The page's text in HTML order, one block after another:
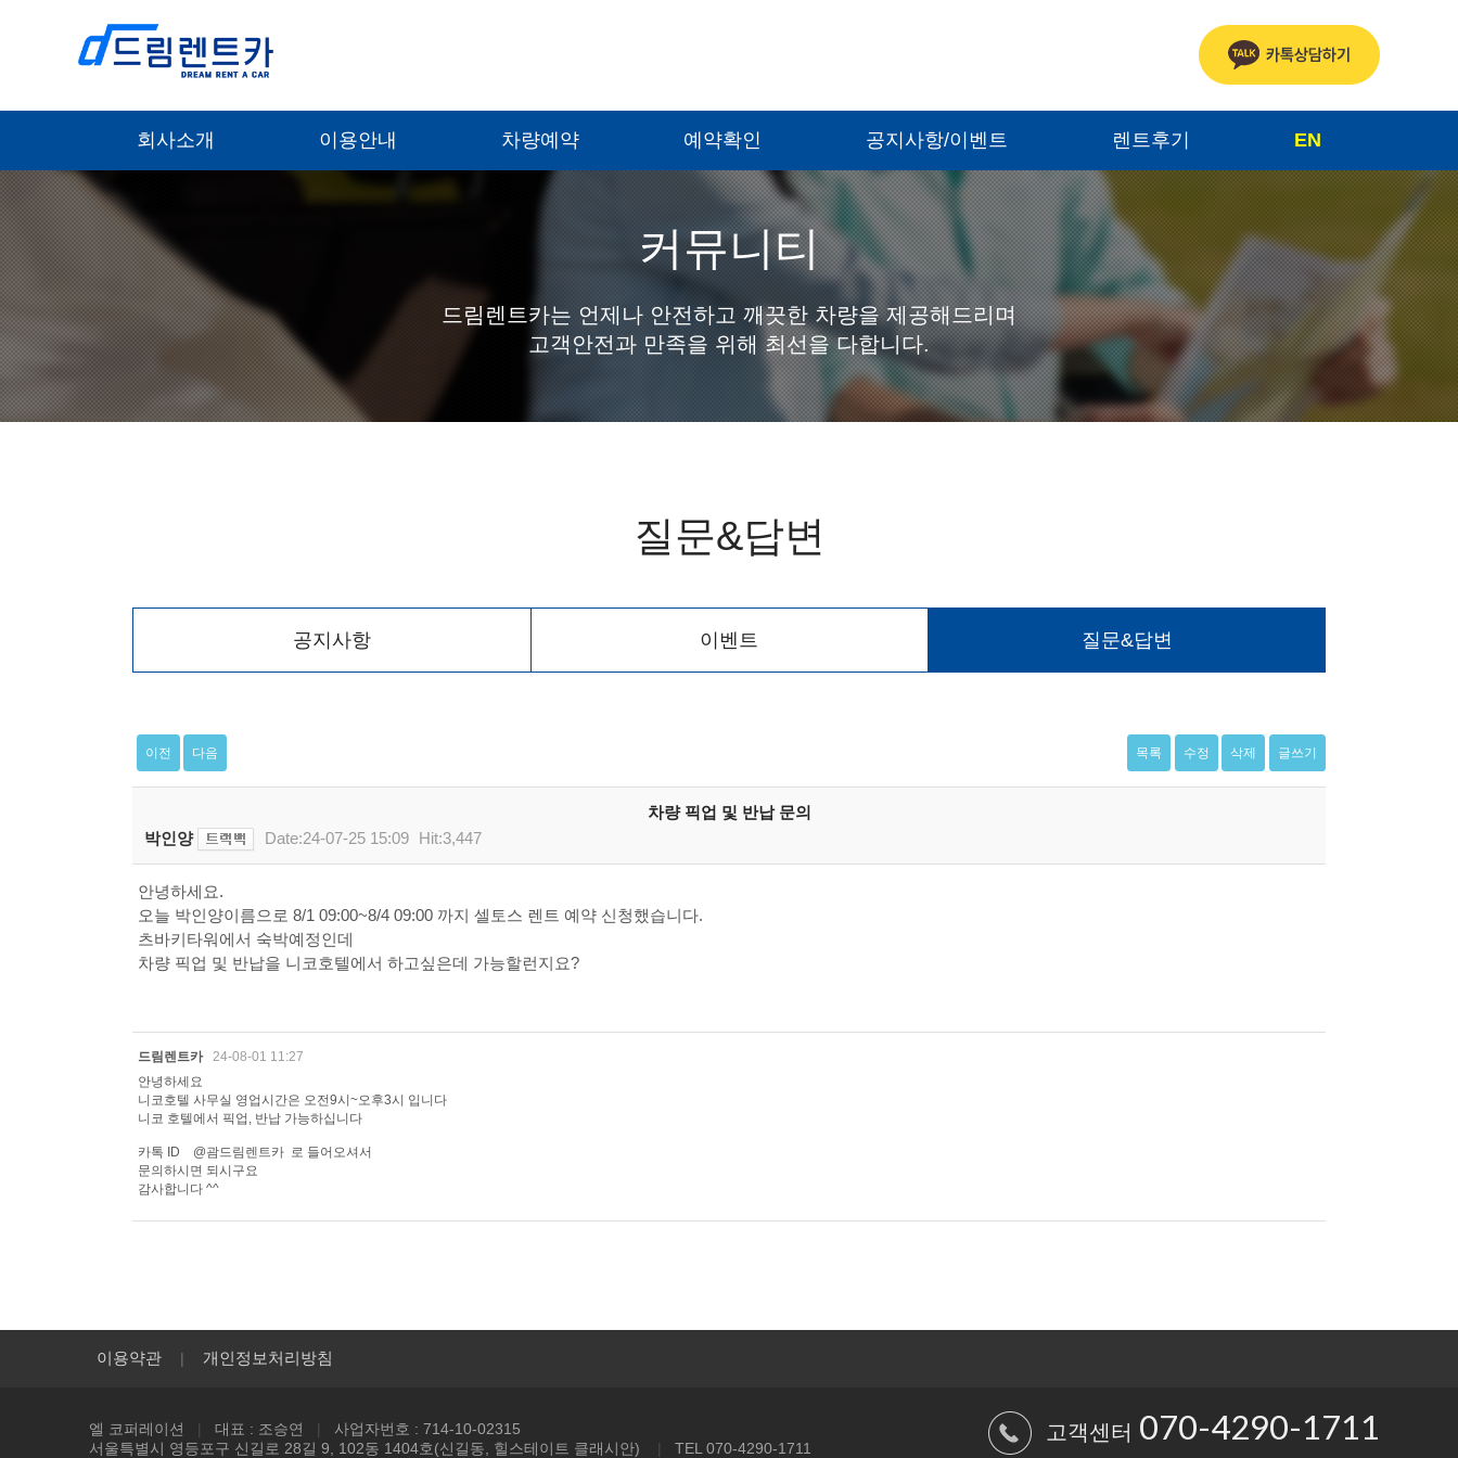
회사소개 이용안내 차량예약 예약확인 공지사항/이벤트 렌트후기 EN
커뮤니티
드림렌트카는 언제나 안전하고 깨끗한 차량을 제공해드리며
고객안전과 만족을 위해 최선을 다합니다.
질문&답변
공지사항 이벤트 질문&답변
이전 다음 목록 수정 삭제 글쓰기
차량 픽업 및 반납 문의
박인양
Date:24-07-25 15:09 Hit:3,447
안녕하세요.
오늘 박인양이름으로 8/1 09:00~8/4 09:00 까지 셀토스 렌트 예약 신청했습니다.
츠바키타워에서 숙박예정인데
차량 픽업 및 반납을 니코호텔에서 하고싶은데 가능할런지요?
드림렌트카
24-08-01 11:27
안녕하세요
니코호텔 사무실 영업시간은 오전9시~오후3시 입니다
니코 호텔에서 픽업, 반납 가능하십니다
카톡 ID @괌드림렌트카 로 들어오셔서
문의하시면 되시구요
감사합니다 ^^
이용약관 | 개인정보처리방침
엘 코퍼레이션 | 대표 : 조승연 |
사업자번호 : 714-10-02315
서울특별시 영등포구 신길로 28길 9, 102동 1404호(신길동, 힐스테이트 클래시안)
| TEL 070-4290-1711
고객센터 070-4290-1711